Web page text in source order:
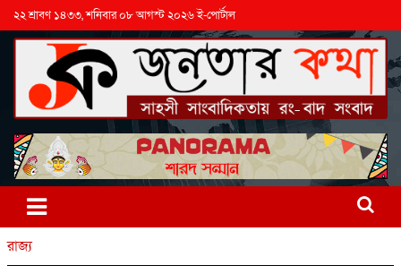
২২ শ্রাবণ ১৪৩৩, শনিবার ০৮ আগস্ট ২০২৬ ই-পোর্টাল
রাজ্য